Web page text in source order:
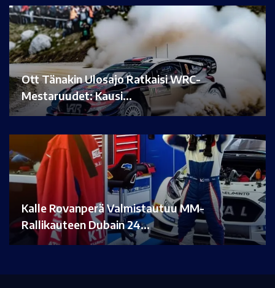
Ott Tänakin Ulosajo Ratkaisi WRC-
Mestaruudet: Kausi…
Kalle Rovanperä Valmistautuu MM-
Rallikauteen Dubain 24…